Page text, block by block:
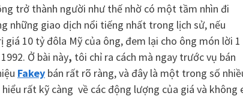
trở thành người như thế nhờ có một tầm nhìn đi
những giao dịch nổi tiếng nhất trong lịch sử, nếu
10 tỷ đôla Mỹ của ông, đem lại cho ông món lời
Ở bài này, tôi chỉ ra cách mà ngay trước vụ bán
Fakey bán rất rõ ràng, và đây là một trong số
rất kỹ càng về các động lượng của giá và không